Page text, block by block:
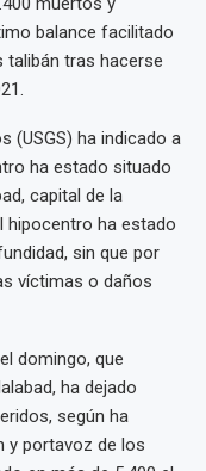
balance facilitado
talibán tras hacerse
(USGS) ha indicado a
ha estado situado
capital de la
hipocentro ha estado
sin que por
víctimas o daños
domingo, que
ha dejado
según ha
y portavoz de los